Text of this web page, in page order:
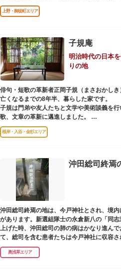
に勇気と感動を与えました。
上野・御徒町エリア
子規庵
明治時代の日本
りの地
俳句・短歌の革新者正岡子規（まさおかし
亡くなるまでの8年半、暮らした家です。
子規は門弟や友人たちと文学や美術談義を
歌、文章の革新に邁進しました。
故郷松山より母と妹を呼び寄せ、結核に苦し
精力的に文学作品を創作し続けた場所でもあ
ま再建され、現在の庵は東京都指定史跡と
力的な空間となっています。
子規が病室兼書斎にしていた「病牀六尺の
暮らしだけでなく創作の様子を偲ぶことが
ィア団体により大切に維持・保存されていま
根岸・入谷・金杉エリア
沖田総司終焉
沖田総司終焉の地は、今戸神社とされ、境
があります。新選組隊士の永倉新八の「同
上げた時、沖田総司の肺の病はかなり進ん
て、総司を含む患者たちは今戸神社に収容さ
奥浅草エリア